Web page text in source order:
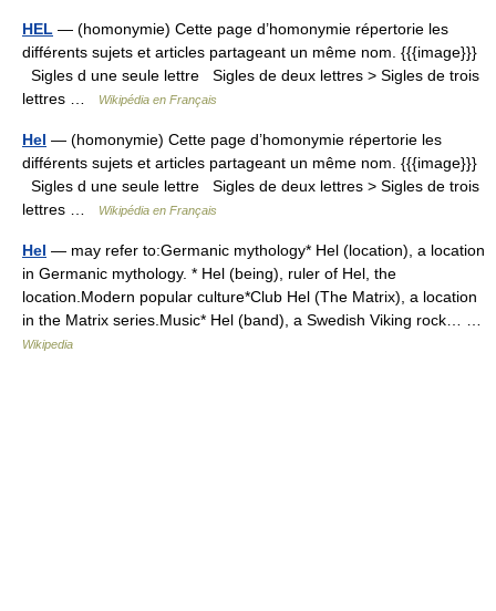
HEL — (homonymie) Cette page d’homonymie répertorie les
différents sujets et articles partageant un même nom. {{{image}}}
Sigles d une seule lettre Sigles de deux lettres > Sigles de trois
lettres …
Wikipédia en Français
Hel — (homonymie) Cette page d’homonymie répertorie les
différents sujets et articles partageant un même nom. {{{image}}}
Sigles d une seule lettre Sigles de deux lettres > Sigles de trois
lettres …
Wikipédia en Français
Hel — may refer to:Germanic mythology* Hel (location), a location
in Germanic mythology. * Hel (being), ruler of Hel, the
location.Modern popular culture*Club Hel (The Matrix), a location
in the Matrix series.Music* Hel (band), a Swedish Viking rock… …
Wikipedia